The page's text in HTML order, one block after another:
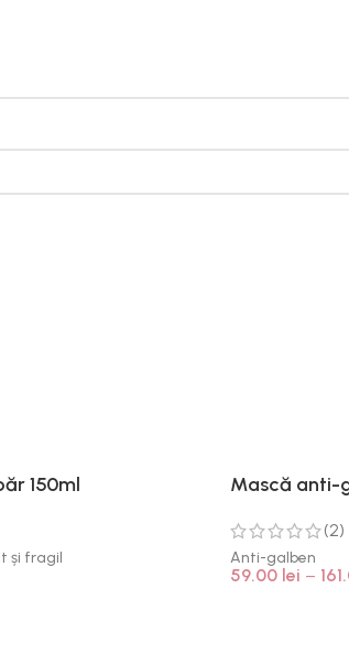
150ml
și fragil
Mască anti-
(2)
Anti-galben
59.00 lei –